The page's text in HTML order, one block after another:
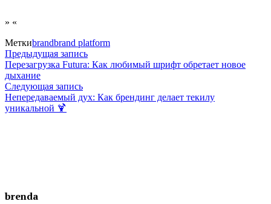
» «
Меткиbrandbrand platform
Навигация
по
записям
Предыдущая записьПредыдущая
запись:
Перезагрузка Futura: Как любимый шрифт обретает новое
дыхание
Следующая записьСледующая
запись:
Непередаваемый дух: Как брендинг делает текилу
уникальной 🍹
brenda